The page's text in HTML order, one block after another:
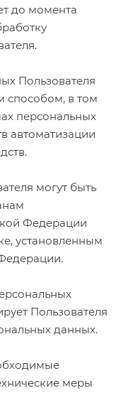
до момента
Пользователя
способом, в том
персональных
автоматизации
могут быть
Федерации
установленным
Пользователя
данных.
меры